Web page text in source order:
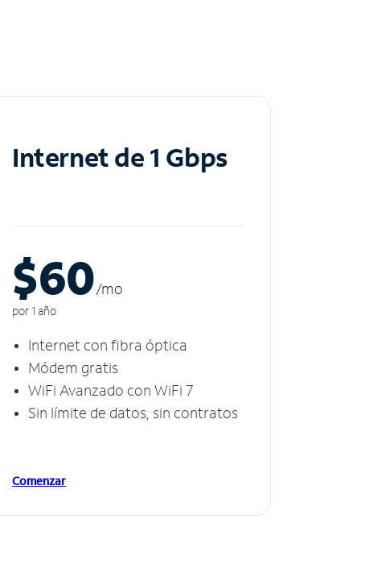
Internet de 1 Gbps
$60/mo
por 1 año
Internet con fibra óptica
Módem gratis
WiFi Avanzado con WiFi 7
Sin límite de datos, sin contratos
Comenzar